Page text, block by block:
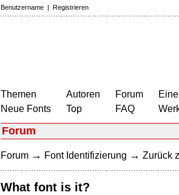
Benutzername | Registrieren
Themen
Neue Fonts
Autoren
Top
Forum
FAQ
Forum
Forum → Font Identifizierung → Zurück
What font is it?